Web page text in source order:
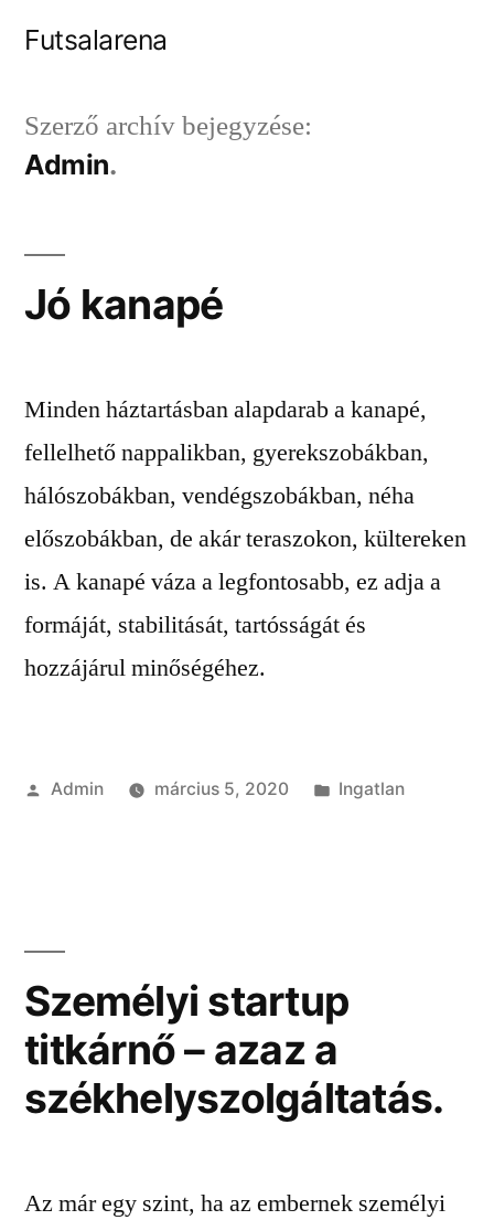
Futsalarena
Szerző archív bejegyzése:
Admin
Jó kanapé
Minden háztartásban alapdarab a kanapé,
fellelhető nappalikban, gyerekszobákban,
hálószobákban, vendégszobákban, néha
előszobákban, de akár teraszokon, kültereken
is. A kanapé váza a legfontosabb, ez adja a
formáját, stabilitását, tartósságát és
hozzájárul minőségéhez.
Szerző:
Admin március 5, 2020 Kategória:
Ingatlan
Személyi startup
titkárnő – azaz a
székhelyszolgáltatás.
Az már egy szint, ha az embernek személyi